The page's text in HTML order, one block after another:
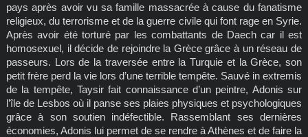
pays après avoir vu sa famille massacrée à cause du fanatisme
religieux, du terrorisme et de la guerre civile qui font rage en Syrie.
Après avoir été torturé par les combattants de Daech car il est
homosexuel, il décide de rejoindre la Grèce grâce à un réseau de
passeurs. Lors de la traversée entre la Turquie et la Grèce, son
petit frère perd la vie lors d’une terrible tempête. Sauvé in extremis
de la tempête, Taysir fait connaissance d’un peintre, Adonis sur
l’île de Lesbos où il panse ses plaies physiques et psychologiques
grâce à son soutien indéfectible. Rassemblant ses dernières
économies, Adonis lui permet de se rendre à Athènes et de faire la